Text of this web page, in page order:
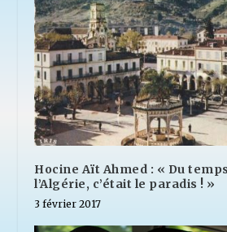
Hocine Aït Ahmed : « Du
l’Algérie, c’était le paradis ! »
3 février 2017